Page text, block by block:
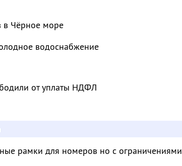
в Чёрное море
водоснабжение
от уплаты НДФЛ
рамки для номеров но с ограничениями